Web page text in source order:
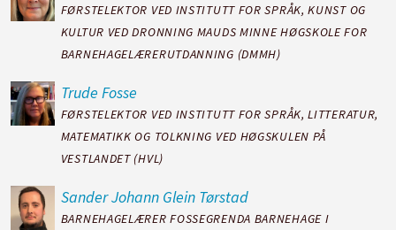
FØRSTELEKTOR VED INSTITUTT FOR SPRÅK, KUNST OG
KULTUR VED DRONNING MAUDS MINNE HØGSKOLE FOR
BARNEHAGELÆRERUTDANNING (DMMH)
Trude Fosse
FØRSTELEKTOR VED INSTITUTT FOR SPRÅK, LITTERATUR,
MATEMATIKK OG TOLKNING VED HØGSKULEN PÅ
VESTLANDET (HVL)
Sander Johann Glein Tørstad
BARNEHAGELÆRER FOSSEGRENDA BARNEHAGE I